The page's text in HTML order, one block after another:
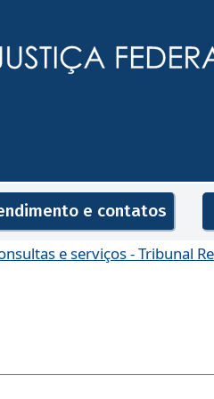
principal
e contatos
e serviços - Tribunal